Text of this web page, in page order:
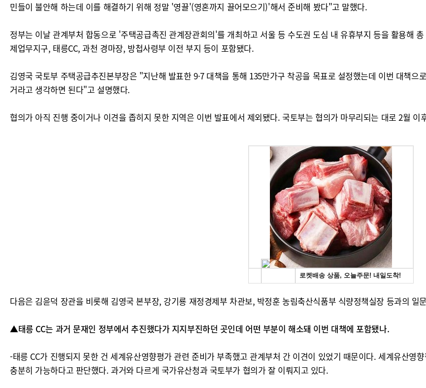
민들이 불안해 하는데 이를 해결하기 위해 정말 '영끌'(영혼까지 끌어모으기)'해서 준비해 봤다"고 말했다.
정부는 이날 관계부처 합동으로 '주택공급촉진 관계장관회의'를 개최하고 서울 등 수도권 도심 내 유휴부지 등을 활용해
제업무지구, 태릉CC, 과천 경마장, 방첩사령부 이전 부지 등이 포함됐다.
김영국 국토부 주택공급추진본부장은 "지난해 발표한 9·7 대책을 통해 135만가구 착공을 목표로 설정했는데 이번 대책
거라고 생각하면 된다"고 설명했다.
협의가 아직 진행 중이거나 이견을 좁히지 못한 지역은 이번 발표에서 제외됐다. 국토부는 협의가 마무리되는 대로 2월
다음은 김윤덕 장관을 비롯해 김영국 본부장, 강기룡 재정경제부 차관보, 박정훈 농림축산식품부 식량정책실장 등과의 일
▲태릉 CC는 과거 문재인 정부에서 추진했다가 지지부진하던 곳인데 어떤 부분이 해소돼 이번 대책에 포함됐나.
-태릉 CC가 진행되지 못한 건 세계유산영향평가 관련 준비가 부족했고 관계부처 간 이견이 있었기 때문이다. 세계유산영
충분히 가능하다고 판단했다. 과거와 다르게 국가유산청과 국토부가 협의가 잘 이뤄지고 있다.